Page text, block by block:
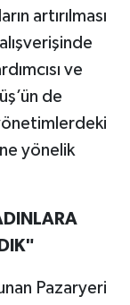
artırılması
ve
de
yönelik
Pazaryeri